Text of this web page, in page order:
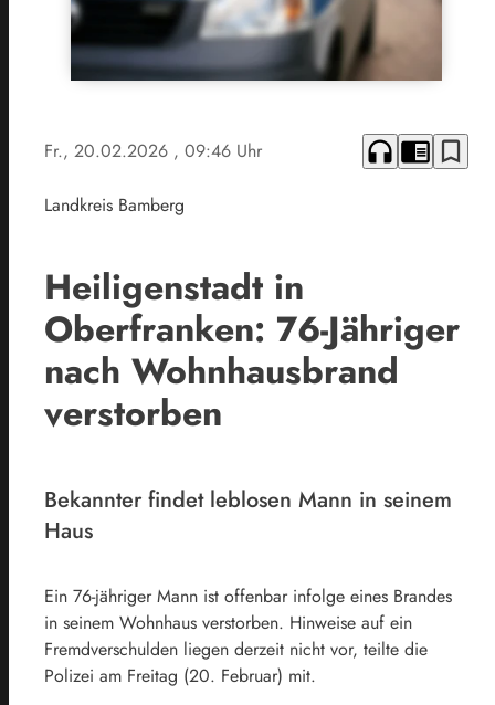
Fr., 20.02.2026 , 09:46 Uhr headphones chrome_reader_mode bookmark_border
Landkreis Bamberg
Heiligenstadt in
Oberfranken: 76-Jähriger
nach Wohnhausbrand
verstorben
Bekannter findet leblosen Mann in seinem
Haus
Ein 76-jähriger Mann ist offenbar infolge eines Brandes
in seinem Wohnhaus verstorben. Hinweise auf ein
Fremdverschulden liegen derzeit nicht vor, teilte die
Polizei am Freitag (20. Februar) mit.